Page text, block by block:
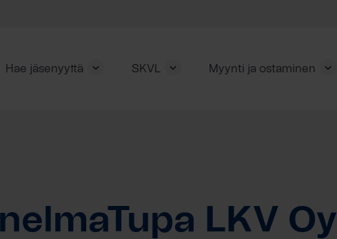
Hae jäsenyyttä SKVL Myynti ja ostaminen
LKV Oy